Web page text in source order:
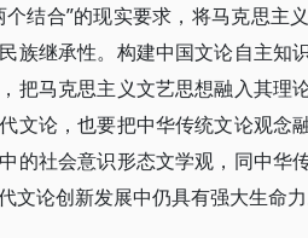
个结合”的现实要求，将马克思主
族继承性。构建中国文论自主知
把马克思主义文艺思想融入其理
文论，也要把中华传统文论观念
的社会意识形态文学观，同中华
文论创新发展中仍具有强大生命力